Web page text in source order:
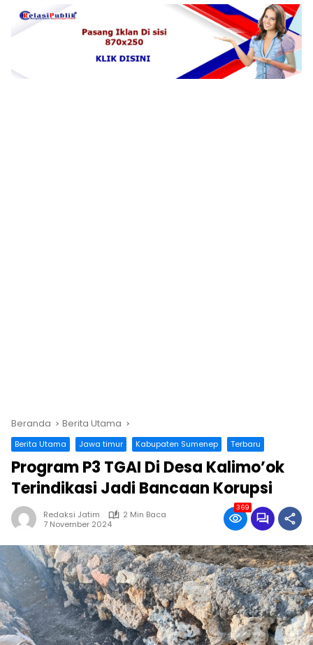
Beranda Berita Utama
Berita Utama Jawa timur Kabupaten Sumenep Terbaru
Program P3 TGAI Di Desa Kalimo’ok
Terindikasi Jadi Bancaan Korupsi
Redaksi Jatim
2 Min Baca
7 November 2024
369